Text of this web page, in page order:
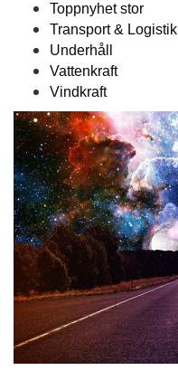
Toppnyhet stor
Transport & Logistik
Underhåll
Vattenkraft
Vindkraft